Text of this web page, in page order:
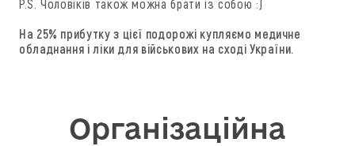
P.S. Чоловіків також можна брати із собою :)
На 25% прибутку з цієї подорожі купляємо медичне
обладнання і ліки для військових на сході України.
Організаційна